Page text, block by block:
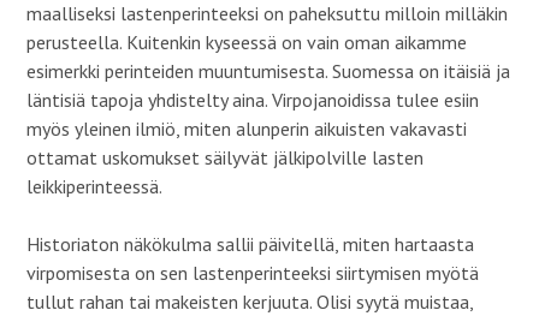
maalliseksi lastenperinteeksi on paheksuttu milloin milläkin
perusteella. Kuitenkin kyseessä on vain oman aikamme
esimerkki perinteiden muuntumisesta. Suomessa on itäisiä ja
läntisiä tapoja yhdistelty aina. Virpojanoidissa tulee esiin
myös yleinen ilmiö, miten alunperin aikuisten vakavasti
ottamat uskomukset säilyvät jälkipolville lasten
leikkiperinteessä.
Historiaton näkökulma sallii päivitellä, miten hartaasta
virpomisesta on sen lastenperinteeksi siirtymisen myötä
tullut rahan tai makeisten kerjuuta. Olisi syytä muistaa,